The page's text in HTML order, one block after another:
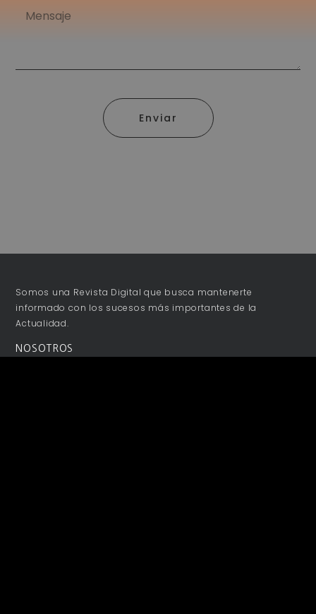
Enviar
Somos una Revista Digital que busca mantenerte
informado con los sucesos más importantes de la
Actualidad.
NOSOTROS